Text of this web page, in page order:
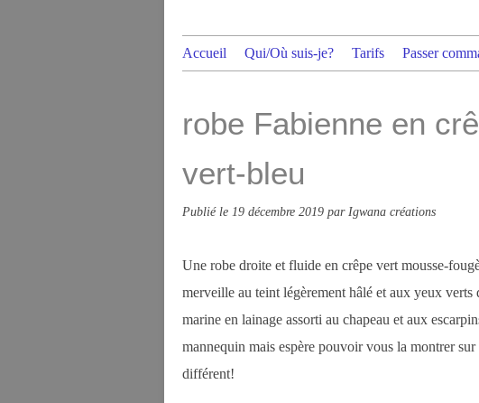
Accueil Qui/Où suis-je? Tarifs Passer
robe Fabienne en
vert-bleu
Publié le 19 décembre 2019 par Igwana créations
Une robe droite et fluide en crêpe vert mousse-
merveille au teint légèrement hâlé et aux yeux
marine en lainage assorti au chapeau et aux
mannequin mais espère pouvoir vous la montrer
différent!